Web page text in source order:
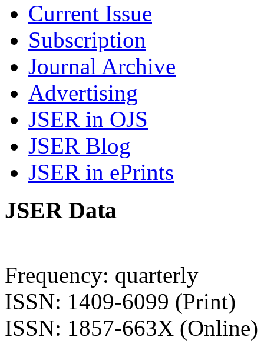
Current Issue
Subscription
Journal Archive
Advertising
JSER in OJS
JSER Blog
JSER in ePrints
JSER Data
Frequency: quarterly
ISSN: 1409-6099 (Print)
ISSN: 1857-663X (Online)